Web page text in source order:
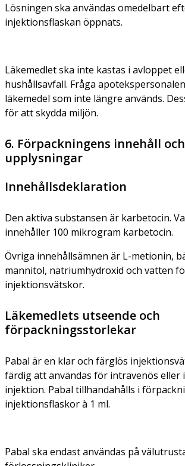
Lösningen ska användas omedelbart
injektionsflaskan öppnats.
Läkemedlet ska inte kastas i avloppet
hushållsavfall. Fråga
läkemedel som inte längre används.
för att skydda miljön.
6. Förpackningens innehåll
upplysningar
Innehållsdeklaration
Den aktiva substansen är karbetocin.
innehåller 100 mikrogram karbetocin.
Övriga innehållsämnen är L-metionin,
mannitol, natriumhydroxid och vatten
injektionsvätskor.
Läkemedlets utseende och
förpackningsstorlekar
Pabal är en klar och färglös
färdig att användas för intravenös eller
injektion. Pabal tillhandahålls i
injektionsflaskor à 1 ml.
Pabal ska endast användas på